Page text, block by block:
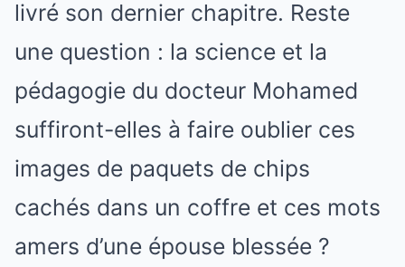
livré son dernier chapitre. Reste
une question : la science et la
pédagogie du docteur Mohamed
suffiront-elles à faire oublier ces
images de paquets de chips
cachés dans un coffre et ces mots
amers d’une épouse blessée ?